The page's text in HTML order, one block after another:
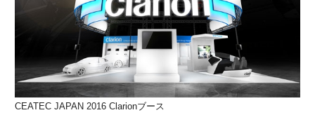
CEATEC JAPAN 2016 Clarionブース